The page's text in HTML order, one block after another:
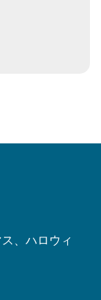
、ハロウィ